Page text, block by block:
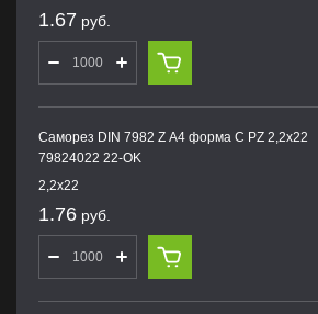
1.67 руб.
Саморез DIN 7982 Z А4 форма С PZ 2,2х22
79824022 22-OK
2,2х22
1.76 руб.